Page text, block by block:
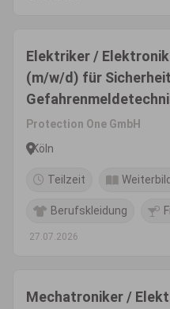
Elektriker /
(m/w/d) für
Protection One GmbH
Köln
Teilzeit
Berufskleidung
27.07.2026
Mechatroniker /